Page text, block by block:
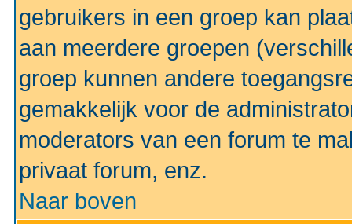
gebruikers in een groep kan
aan meerdere groepen
groep kunnen andere
gemakkelijk voor de
moderators van een forum te
privaat forum, enz.
Naar boven